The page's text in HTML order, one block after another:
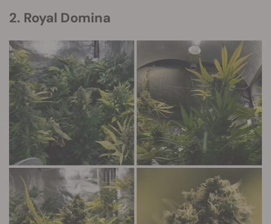
2. Royal Domina